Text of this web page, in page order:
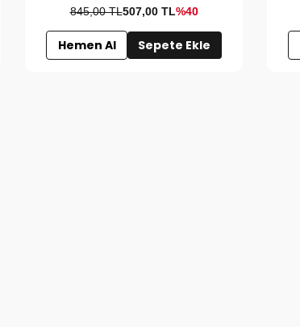
845,00 TL507,00TL%40
Hemen Al Sepete Ekle